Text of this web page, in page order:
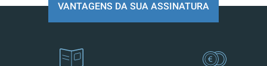
VANTAGENS DA SUA ASSINATURA